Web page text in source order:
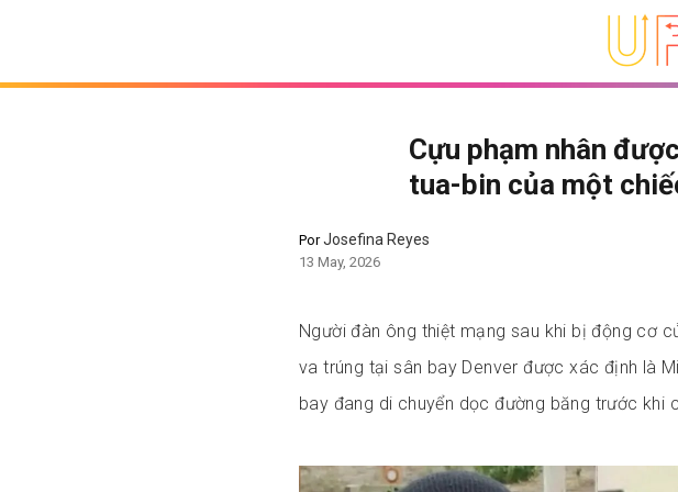
Cựu phạm nhân
tua-bin của một
PorJosefina Reyes
13 May, 2026
Người đàn ông thiệt mạng sau khi bị động cơ
va trúng tại sân bay Denver được xác định là
bay đang di chuyển dọc đường băng trước khi